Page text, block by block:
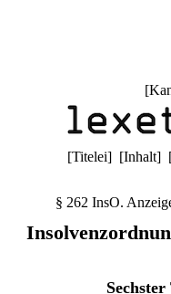
[
[Titelei] [Inhalt]
§ 262 InsO.